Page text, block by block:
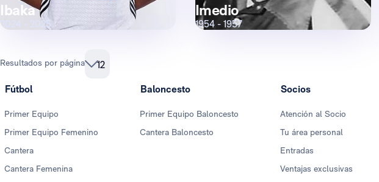
Ibaka
2024 - 2025
Imedio
1954 - 1957
Resultados por página 12
Fútbol
Primer Equipo
Primer Equipo Femenino
Cantera
Cantera Femenina
Baloncesto
Primer Equipo Baloncesto
Cantera Baloncesto
Socios
Atención al Socio
Tu área personal
Entradas
Ventajas exclusivas